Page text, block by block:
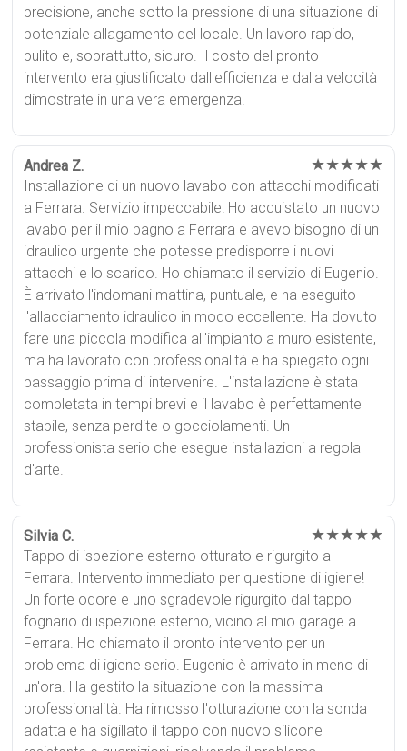
precisione, anche sotto la pressione di una situazione di
potenziale allagamento del locale. Un lavoro rapido,
pulito e, soprattutto, sicuro. Il costo del pronto
intervento era giustificato dall'efficienza e dalla velocità
dimostrate in una vera emergenza.
Andrea Z. ★★★★★
Installazione di un nuovo lavabo con attacchi modificati
a Ferrara. Servizio impeccabile! Ho acquistato un nuovo
lavabo per il mio bagno a Ferrara e avevo bisogno di un
idraulico urgente che potesse predisporre i nuovi
attacchi e lo scarico. Ho chiamato il servizio di Eugenio.
È arrivato l'indomani mattina, puntuale, e ha eseguito
l'allacciamento idraulico in modo eccellente. Ha dovuto
fare una piccola modifica all'impianto a muro esistente,
ma ha lavorato con professionalità e ha spiegato ogni
passaggio prima di intervenire. L'installazione è stata
completata in tempi brevi e il lavabo è perfettamente
stabile, senza perdite o gocciolamenti. Un
professionista serio che esegue installazioni a regola
d'arte.
Silvia C. ★★★★★
Tappo di ispezione esterno otturato e rigurgito a
Ferrara. Intervento immediato per questione di igiene!
Un forte odore e uno sgradevole rigurgito dal tappo
fognario di ispezione esterno, vicino al mio garage a
Ferrara. Ho chiamato il pronto intervento per un
problema di igiene serio. Eugenio è arrivato in meno di
un'ora. Ha gestito la situazione con la massima
professionalità. Ha rimosso l'otturazione con la sonda
adatta e ha sigillato il tappo con nuovo silicone